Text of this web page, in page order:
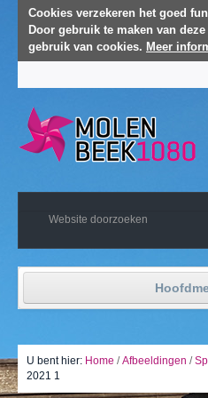
Cookies verzekeren het goed
Door gebruik te maken van
gebruik van cookies. Meer
Politiek leven
U bent hier: Home /Afbeeldingen /
2021 1